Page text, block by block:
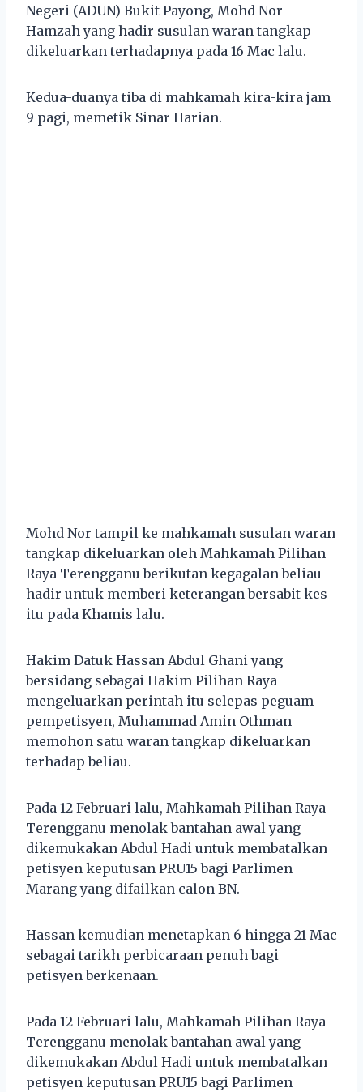
Negeri (ADUN) Bukit Payong, Mohd Nor
Hamzah yang hadir susulan waran tangkap
dikeluarkan terhadapnya pada 16 Mac lalu.
Kedua-duanya tiba di mahkamah kira-kira jam
9 pagi, memetik Sinar Harian.
Mohd Nor tampil ke mahkamah susulan waran
tangkap dikeluarkan oleh Mahkamah Pilihan
Raya Terengganu berikutan kegagalan beliau
hadir untuk memberi keterangan bersabit kes
itu pada Khamis lalu.
Hakim Datuk Hassan Abdul Ghani yang
bersidang sebagai Hakim Pilihan Raya
mengeluarkan perintah itu selepas peguam
pempetisyen, Muhammad Amin Othman
memohon satu waran tangkap dikeluarkan
terhadap beliau.
Pada 12 Februari lalu, Mahkamah Pilihan Raya
Terengganu menolak bantahan awal yang
dikemukakan Abdul Hadi untuk membatalkan
petisyen keputusan PRU15 bagi Parlimen
Marang yang difailkan calon BN.
Hassan kemudian menetapkan 6 hingga 21 Mac
sebagai tarikh perbicaraan penuh bagi
petisyen berkenaan.
Pada 12 Februari lalu, Mahkamah Pilihan Raya
Terengganu menolak bantahan awal yang
dikemukakan Abdul Hadi untuk membatalkan
petisyen keputusan PRU15 bagi Parlimen